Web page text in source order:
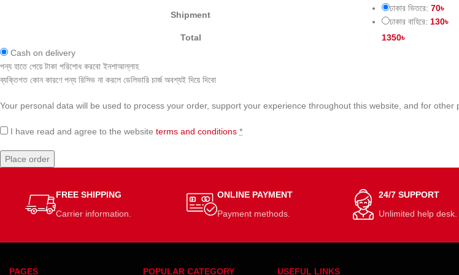
Shipment
ঢাকার ভিতরে: 70৳
ঢাকার বাহিরে: 130৳
Total
1350৳
Cash on delivery
পন্য হাতে পেয়ে টাকা পরিশোধ করবো ইনশাআল্লাহ
ব্যক্তিগত কোন কারণে পন্য রিসিভ না করলে ডেলিভারি চার্জ অবশ্যই দিয়ে দিবো
Your personal data will be used to process your order, support your experience throughout this website, and for other
I have read and agree to the website terms and conditions *
Place order
FREE SHIPPING
Carrier information.
ONLINE PAYMENT
Payment methods.
24/7 SUPPORT
Unlimited help desk.
PAGES POPULAR CATEGORY USEFUL LINKS